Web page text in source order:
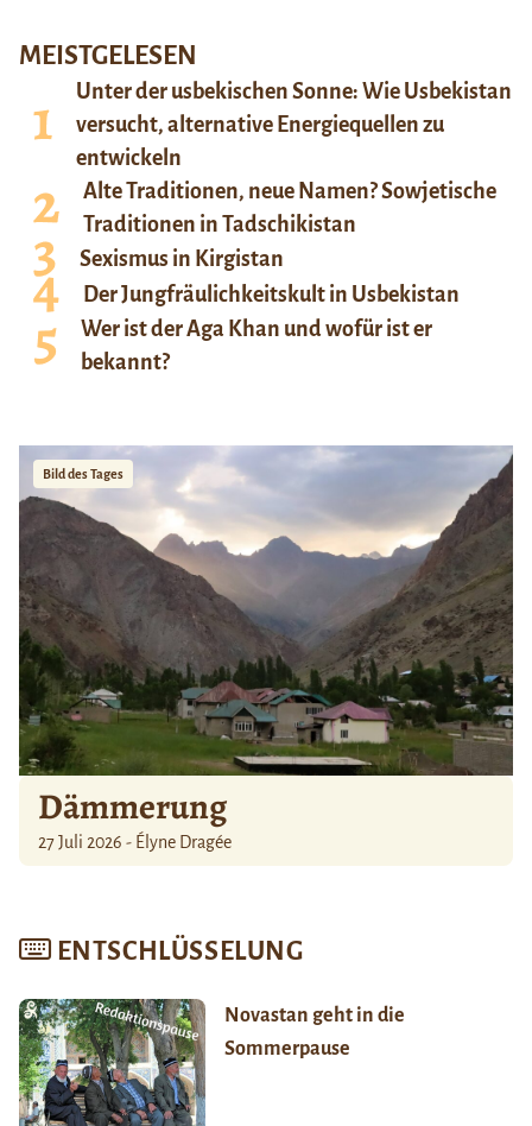
MEISTGELESEN
Unter der usbekischen Sonne: Wie Usbekistan
versucht, alternative Energiequellen zu
entwickeln
Alte Traditionen, neue Namen? Sowjetische
Traditionen in Tadschikistan
Sexismus in Kirgistan
Der Jungfräulichkeitskult in Usbekistan
Wer ist der Aga Khan und wofür ist er
bekannt?
Bild des Tages
Dämmerung
27 Juli 2026 - Élyne Dragée
ENTSCHLÜSSELUNG
Novastan geht in die
Sommerpause